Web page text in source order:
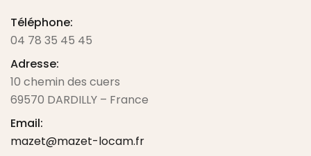
Téléphone:
04 78 35 45 45
Adresse:
10 chemin des cuers
69570 DARDILLY – France
Email:
mazet@mazet-locam.fr